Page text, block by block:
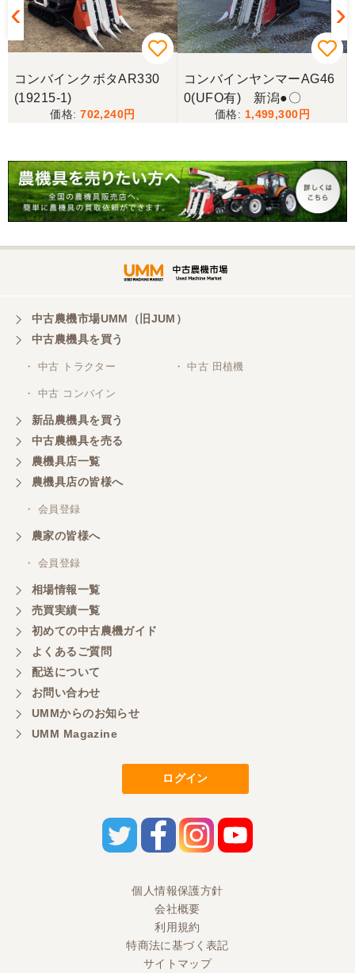
コンバインクボタAR330
(19215-1)
702,240
コンバインヤンマーAG46
0(UFO有) 新潟●〇
1,499,300
中古農機市場UMM（旧JUM）
中古農機具を買う
・ 中古 トラクター ・ 中古 田植機
・ 中古 コンバイン
新品農機具を買う
中古農機具を売る
農機具店一覧
農機具店の皆様へ
・ 会員登録
農家の皆様へ
・ 会員登録
相場情報一覧
売買実績一覧
初めての中古農機ガイド
よくあるご質問
配送について
お問い合わせ
UMMからのお知らせ
UMM Magazine
ログイン
個人情報保護方針
会社概要
利用規約
特商法に基づく表記
サイトマップ